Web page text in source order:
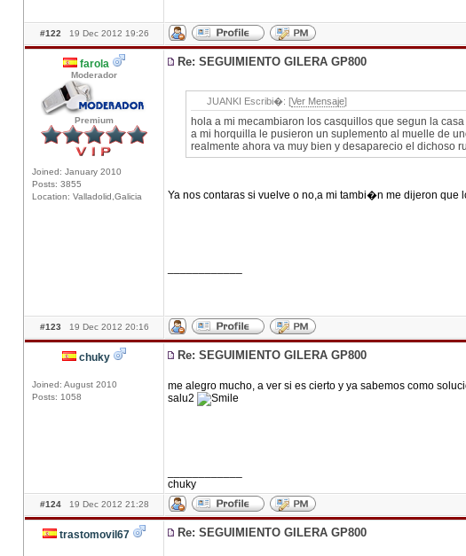
#122 19 Dec 2012 19:26
farola
Moderador
Premium
Joined: January 2010
Posts: 3855
Location: Valladolid,Galicia
Re: SEGUIMIENTO GILERA GP800
JUANKI Escribi�: [Ver Mensaje]
hola a mi mecambiaron los casquillos que segun la
a mi horquilla le pusieron un suplemento al muelle de
realmente ahora va muy bien y desaparecio el dichoso
Ya nos contaras si vuelve o no,a mi tambi�n me dijeron
#123 19 Dec 2012 20:16
chuky
Joined: August 2010
Posts: 1058
Re: SEGUIMIENTO GILERA GP800
me alegro mucho, a ver si es cierto y ya sabemos como
salu2
chuky
#124 19 Dec 2012 21:28
trastomovil67 Re: SEGUIMIENTO GILERA GP800